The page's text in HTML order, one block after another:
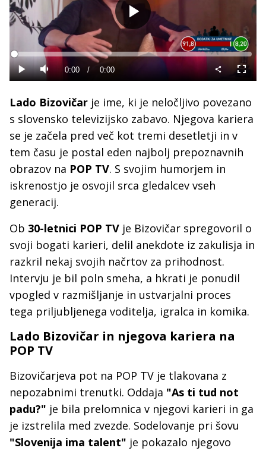
Predvajaj
Predvajaj
Tiho Current
0:00 / Duration
0:00
Loaded:
0%
način
Lado Bizovičar je ime, ki je neločljivo povezano
s slovensko televizijsko zabavo. Njegova kariera
se je začela pred več kot tremi desetletji in v
tem času je postal eden najbolj prepoznavnih
obrazov na POP TV. S svojim humorjem in
iskrenostjo je osvojil srca gledalcev vseh
generacij.
Ob 30-letnici POP TV je Bizovičar spregovoril o
svoji bogati karieri, delil anekdote iz zakulisja in
razkril nekaj svojih načrtov za prihodnost.
Intervju je bil poln smeha, a hkrati je ponudil
vpogled v razmišljanje in ustvarjalni proces
tega priljubljenega voditelja, igralca in komika.
Lado Bizovičar in njegova kariera na
POP TV
Bizovičarjeva pot na POP TV je tlakovana z
nepozabnimi trenutki. Oddaja "As ti tud not
padu?" je bila prelomnica v njegovi karieri in ga
je izstrelila med zvezde. Sodelovanje pri šovu
"Slovenija ima talent" je pokazalo njegovo